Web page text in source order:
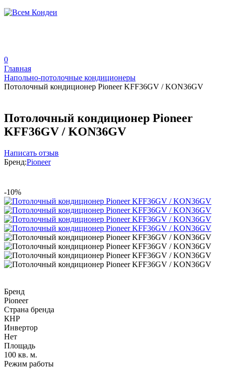
0
Главная
Напольно-потолочные кондиционеры
Потолочный кондиционер Pioneer KFF36GV / KON36GV
Потолочный кондиционер Pioneer
KFF36GV / KON36GV
Написать отзыв
Бренд:Pioneer
-10%
Бренд
Pioneer
Страна бренда
КНР
Инвертор
Нет
Площадь
100 кв. м.
Режим работы